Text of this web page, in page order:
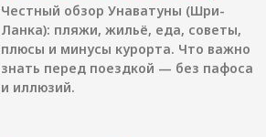
Честный обзор Унаватуны (Шри-
Ланка): пляжи, жильё, еда, советы,
плюсы и минусы курорта. Что важно
знать перед поездкой — без пафоса
и иллюзий.